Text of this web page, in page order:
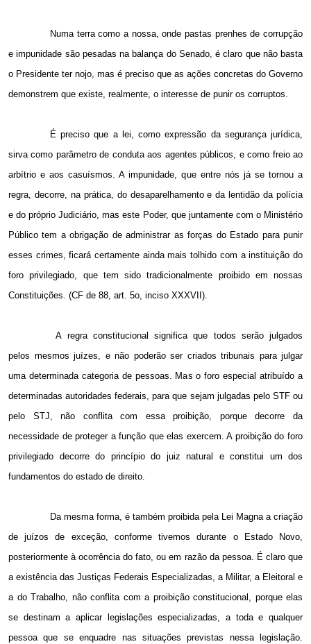
Numa terra como a nossa, onde pastas prenhes de corrupção
e impunidade são pesadas na balança do Senado, é claro que não basta
o Presidente ter nojo, mas é preciso que as ações concretas do Governo
demonstrem que existe, realmente, o interesse de punir os corruptos.
É preciso que a lei, como expressão da segurança jurídica,
sirva como parâmetro de conduta aos agentes públicos, e como freio ao
arbítrio e aos casuísmos. A impunidade, que entre nós já se tornou a
regra, decorre, na prática, do desaparelhamento e da lentidão da polícia
e do próprio Judiciário, mas este Poder, que juntamente com o Ministério
Público tem a obrigação de administrar as forças do Estado para punir
esses crimes, ficará certamente ainda mais tolhido com a instituição do
foro privilegiado, que tem sido tradicionalmente proibido em nossas
Constituições. (CF de 88, art. 5o, inciso XXXVII).
A regra constitucional significa que todos serão julgados
pelos mesmos juízes, e não poderão ser criados tribunais para julgar
uma determinada categoria de pessoas. Mas o foro especial atribuído a
determinadas autoridades federais, para que sejam julgadas pelo STF ou
pelo STJ, não conflita com essa proibição, porque decorre da
necessidade de proteger a função que elas exercem. A proibição do foro
privilegiado decorre do princípio do juiz natural e constitui um dos
fundamentos do estado de direito.
Da mesma forma, é também proibida pela Lei Magna a criação
de juízos de exceção, conforme tivemos durante o Estado Novo,
posteriormente à ocorrência do fato, ou em razão da pessoa. É claro que
a existência das Justiças Federais Especializadas, a Militar, a Eleitoral e
a do Trabalho, não conflita com a proibição constitucional, porque elas
se destinam a aplicar legislações especializadas, a toda e qualquer
pessoa que se enquadre nas situações previstas nessa legislação.